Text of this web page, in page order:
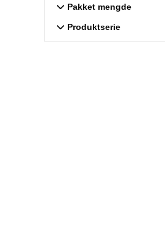
Pakket mengde
Produktserie